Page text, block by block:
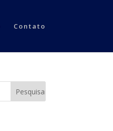
Contato